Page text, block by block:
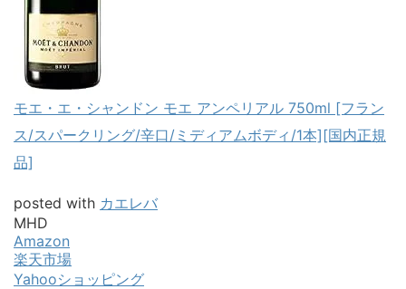
モエ・エ・シャンドン モエ アンペリアル 750ml [フラン
ス/スパークリング/辛口/ミディアムボディ/1本][国内正規
品]
posted with カエレバ
MHD
Amazon
楽天市場
Yahooショッピング